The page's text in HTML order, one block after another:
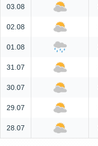
03.08
02.08
01.08
31.07
30.07
29.07
28.07